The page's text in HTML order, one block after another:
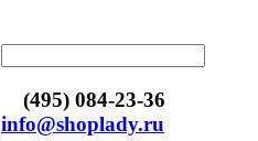
(495) 084-23-36
info@shoplady.ru